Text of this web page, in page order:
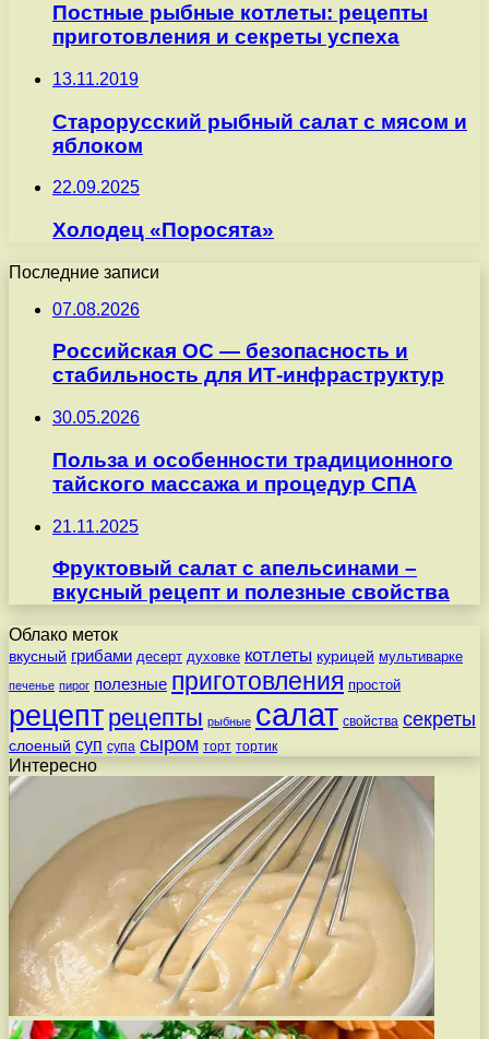
Постные рыбные котлеты: рецепты
приготовления и секреты успеха
13.11.2019
Старорусский рыбный салат с мясом и
яблоком
22.09.2025
Холодец «Поросята»
Последние записи
07.08.2026
Российская ОС — безопасность и
стабильность для ИТ-инфраструктур
30.05.2026
Польза и особенности традиционного
тайского массажа и процедур СПА
21.11.2025
Фруктовый салат с апельсинами –
вкусный рецепт и полезные свойства
Облако меток
вкусный грибами десерт духовке котлеты курицей мультиварке
печенье пирог полезные приготовления простой
рецепт рецепты рыбные салат свойства секреты
слоеный суп супа сыром торт тортик
Интересно